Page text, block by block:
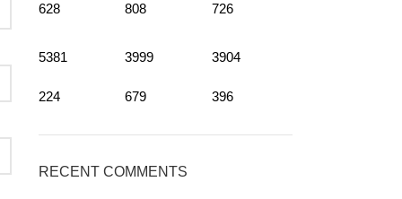
628 808 726
5381
224
3999
679
3904
396
RECENT COMMENTS